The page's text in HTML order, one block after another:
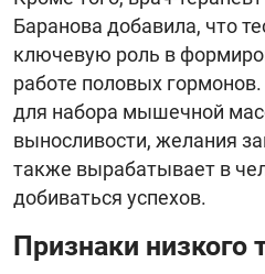
Баранова добавила, что
ключевую роль в
работе половых
для набора мышечной
выносливости, желания
также вырабатывает в
добиваться успехов.
Признаки низкого